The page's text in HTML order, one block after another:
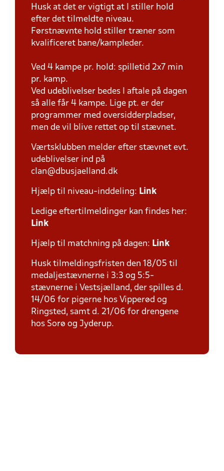
Husk at det er vigtigt at I stiller hold
efter det tilmeldte niveau.
Førstnævnte hold stiller træner som
kvalificeret bane/kampleder.
Ved 4 kampe pr. hold: spilletid 2x7 min
pr. kamp.
Ved udeblivelser bedes I aftale på dagen
så alle får 4 kampe. Lige pt. er der
programmer med oversidderpladser,
men de vil blive rettet op til stævnet.
Værtsklubben melder efter stævnet evt.
udeblivelser ind på
clan@dbusjaelland.dk
Hjælp til niveau-inddeling: Link
Ledige eftertilmeldinger kan findes her:
Link
Hjælp til matchning på dagen: Link
Husk tilmeldingsfristen den 18/05 til
medaljestævnerne i 3:3 og 5:5-
stævnerne i Vestsjælland, der spilles d.
14/06 for pigerne hos Vipperød og
Ringsted, samt d. 21/06 for drengene
hos Sorø og Jyderup.